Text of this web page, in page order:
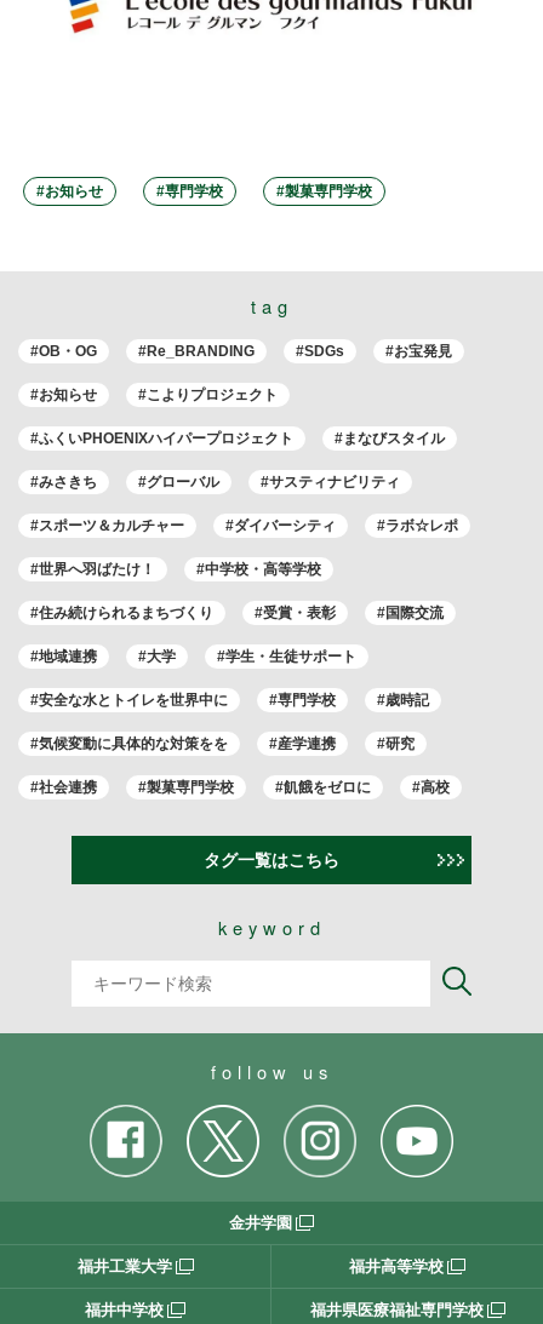
#お知らせ #専門学校 #製菓専門学校
tag
#OB・OG #Re_BRANDING #SDGs #お宝発見
#お知らせ #こよりプロジェクト
#ふくいPHOENIXハイパープロジェクト #まなびスタイル
#みさきち #グローバル #サスティナビリティ
#スポーツ＆カルチャー #ダイバーシティ #ラボ☆レポ
#世界へ羽ばたけ！ #中学校・高等学校
#住み続けられるまちづくり #受賞・表彰 #国際交流
#地域連携 #大学 #学生・生徒サポート
#安全な水とトイレを世界中に #専門学校 #歳時記
#気候変動に具体的な対策をを #産学連携 #研究
#社会連携 #製菓専門学校 #飢餓をゼロに #高校
タグ一覧はこちら
keyword
follow us
金井学園
福井工業大学 福井高等学校
福井中学校 福井県医療福祉専門学校